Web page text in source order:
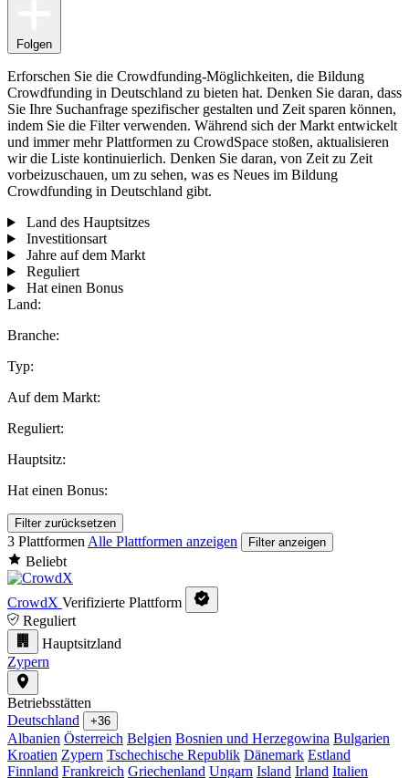
Folgen
Erforschen Sie die Crowdfunding-Möglichkeiten, die Bildung
Crowdfunding in Deutschland zu bieten hat. Denken Sie daran, dass
Sie Ihre Suchanfrage spezifischer gestalten und Zeit sparen können,
indem Sie die Filter verwenden. Während sich der Markt entwickelt
und immer mehr Plattformen zu CrowdSpace stoßen, aktualisieren
wir die Liste kontinuierlich. Denken Sie daran, von Zeit zu Zeit
vorbeizuschauen, um zu sehen, was es Neues im Bildung
Crowdfunding in Deutschland gibt.
Land des Hauptsitzes
Investitionsart
Jahre auf dem Markt
Reguliert
Hat einen Bonus
Land:
Branche:
Typ:
Auf dem Markt:
Reguliert:
Hauptsitz:
Hat einen Bonus:
Filter zurücksetzen
3 Plattformen Alle Plattformen anzeigen Filter anzeigen
Beliebt
CrowdX Verifizierte Plattform
Reguliert
Hauptsitzland
Zypern
Betriebsstätten
Deutschland
+36
Albanien Österreich Belgien Bosnien und Herzegowina Bulgarien
Kroatien Zypern Tschechische Republik Dänemark Estland
Finnland Frankreich Griechenland Ungarn Island Irland Italien